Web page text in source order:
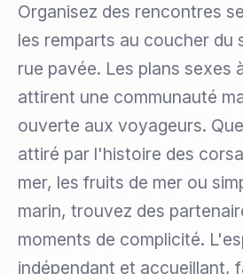
Organisez des rencontres
les remparts au coucher du
rue pavée. Les plans sexes
attirent une communauté
ouverte aux voyageurs.
attiré par l'histoire des
mer, les fruits de mer ou
marin, trouvez des
moments de complicité.
indépendant et accueillant,